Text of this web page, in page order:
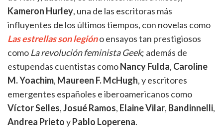
Kameron Hurley, una de las escritoras más
influyentes de los últimos tiempos, con novelas como
Las estrellas son legióno ensayos tan prestigiosos
como La revolución feminista Geek; además de
estupendas cuentistas comoNancy Fulda, Caroline
M. Yoachim, Maureen F. McHugh, y escritores
emergentes españoles e iberoamericanos como
Víctor Selles,Josué Ramos, Elaine Vilar, Bandinnelli,
Andrea PrietoyPablo Loperena.